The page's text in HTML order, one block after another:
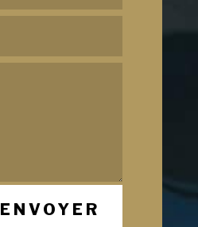
ENVOYER